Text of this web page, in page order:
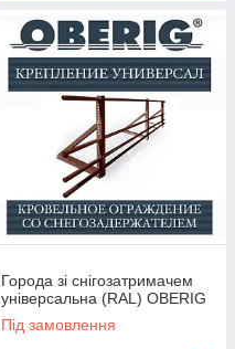
Города зі снігозатримачем
універсальна (RAL) OBERIG
Під замовлення